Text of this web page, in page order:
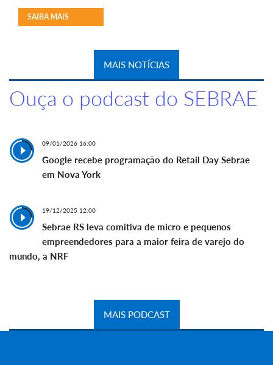
SAIBA MAIS
MAIS NOTÍCIAS
Ouça o podcast do SEBRAE
09/01/2026 16:00
Google recebe programação do Retail Day Sebrae
em Nova York
19/12/2025 12:00
Sebrae RS leva comitiva de micro e pequenos
empreendedores para a maior feira de varejo do
mundo, a NRF
MAIS PODCAST